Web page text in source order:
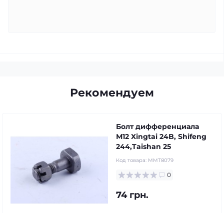
Рекомендуем
Болт дифференциала
М12 Xingtai 24B, Shifeng
244,Taishan 25
Код товара: MMT8079
0
74 грн.